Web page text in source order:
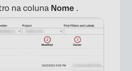
na coluna Nome .